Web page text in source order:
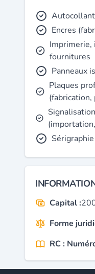
Encres
Imprimerie,
fournitures
Panneaux
Plaques
(fabrication,
Capital :
Forme
RC :